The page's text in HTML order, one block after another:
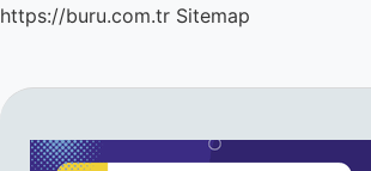
https://buru.com.tr Sitemap
SIDEBAR